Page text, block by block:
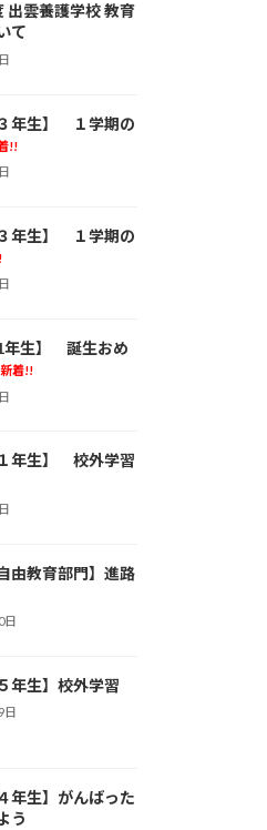
出雲養護学校 教育
て
３年生】 １学期の
!!
３年生】 １学期の
1年生】 誕生おめ
新着!!
１年生】 校外学習
由教育部門】進路
日
年生】校外学習
日
年生】がんばった
う